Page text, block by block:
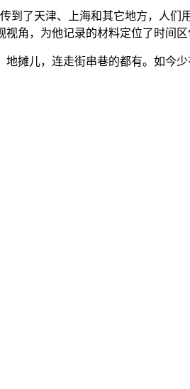
到了天津、上海和其它地方，人
角，为他记录的材料定位了时间区
摊儿，连走街串巷的都有。如今